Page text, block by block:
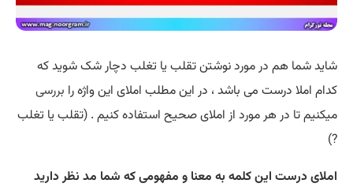
شاید شما هم در مورد نوشتن تقلب یا تغلب دچار شک شوید که
کدام املا درست می باشد ، در این مطلب املای این واژه را بررسی
میکنیم تا در هر مورد از املای صحیح استفاده کنیم . (تقلب یا تغلب
?)
املای درست این کلمه به معنا و مفهومی که شما مد نظر دارید